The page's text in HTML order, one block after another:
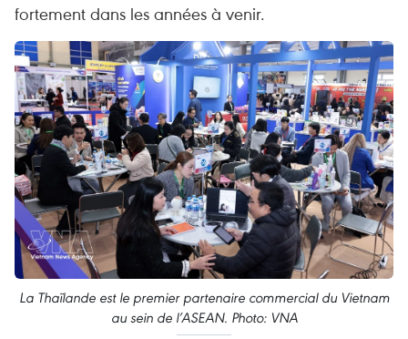
fortement dans les années à venir.
La Thaïlande est le premier partenaire commercial du Vietnam
au sein de l’ASEAN. Photo: VNA